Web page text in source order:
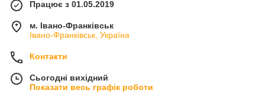
Працює з 01.05.2019
м. Івано-Франківськ
Івано-Франківськ, Україна
Контакти
Сьогодні вихідний
Показати весь графік роботи